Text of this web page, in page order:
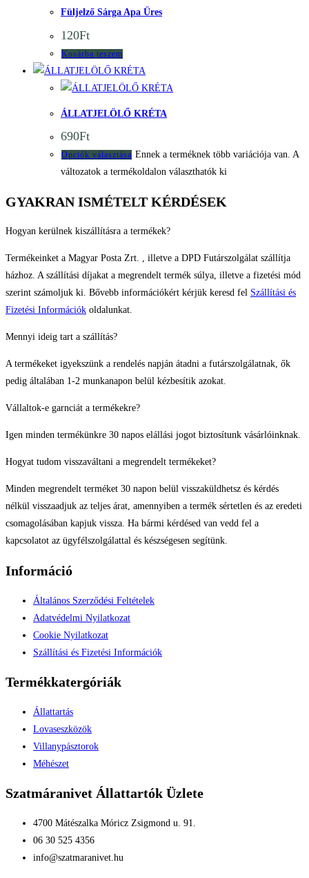
Füljelző Sárga Apa Üres
120Ft
Kosárba teszem
ÁLLATJELÖLŐ KRÉTA
690Ft
Opciók választása Ennek a terméknek több variációja van. A
változatok a termékoldalon választhatók ki
GYAKRAN ISMÉTELT KÉRDÉSEK
Hogyan kerülnek kiszállításra a termékek?
Termékeinket a Magyar Posta Zrt. , illetve a DPD Futárszolgálat szállítja
házhoz. A szállítási díjakat a megrendelt termék súlya, illetve a fizetési mód
szerint számoljuk ki. Bővebb információkért kérjük keresd fel Szállítási és
Fizetési Információk oldalunkat.
Mennyi ideig tart a szállítás?
A termékeket igyekszünk a rendelés napján átadni a futárszolgálatnak, ők
pedig általában 1-2 munkanapon belül kézbesítik azokat.
Vállaltok-e garnciát a termékekre?
Igen minden termékünkre 30 napos elállási jogot biztosítunk vásárlóinknak.
Hogyat tudom visszaváltani a megrendelt termékeket?
Minden megrendelt terméket 30 napon belül visszaküldhetsz és kérdés
nélkül visszaadjuk az teljes árat, amennyiben a termék sértetlen és az eredeti
csomagolásában kapjuk vissza. Ha bármi kérdésed van vedd fel a
kapcsolatot az ügyfélszolgálattal és készségesen segítünk.
Információ
Általános Szerződési Feltételek
Adatvédelmi Nyilatkozat
Cookie Nyilatkozat
Szállítási és Fizetési Információk
Termékkatergóriák
Állattartás
Lovaseszközök
Villanypásztorok
Méhészet
Szatmáranivet Állattartók Üzlete
4700 Mátészalka Móricz Zsigmond u. 91.
06 30 525 4356
info@szatmaranivet.hu